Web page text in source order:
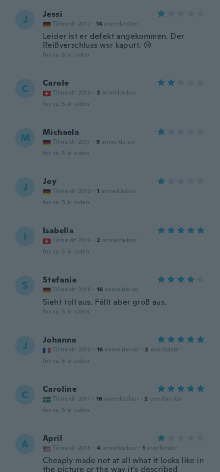
J Jessi
Tilmeldt 2017 · 14 anmeldelser
Leider ist er defekt angekommen. Der
Reißverschluss wsr kaputt. 😢
for ca. 5 år siden
C Carole
Tilmeldt 2019 · 2 anmeldelser
for ca. 5 år siden
M Michaela
Tilmeldt 2017 · 9 anmeldelser
for ca. 5 år siden
J Joy
Tilmeldt 2019 · 1 anmeldelser
for ca. 5 år siden
I Isabella
Tilmeldt 2019 · 2 anmeldelser
for ca. 5 år siden
S Stefanie
Tilmeldt 2018 · 16 anmeldelser
Sieht toll aus. Fällt aber groß aus.
for ca. 5 år siden
J Johanna
Tilmeldt 2016 · 16 anmeldelser · 2 overførsler
for ca. 5 år siden
C Caroline
Tilmeldt 2017 · 16 anmeldelser · 2 overførsler
for ca. 5 år siden
A April
Tilmeldt 2018 · 4 anmeldelser · 1 overførsler
Cheaply made not at all what it looks like in
the picture or the way it's described